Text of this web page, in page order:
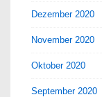
Dezember 2020
November 2020
Oktober 2020
September 2020